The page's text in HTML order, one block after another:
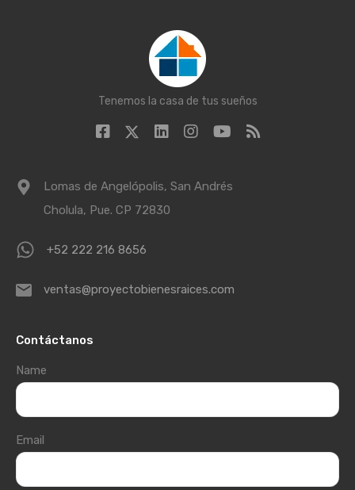
Tenemos la casa de tus sueños
Lomas de Angelópolis, San Andrés
Cholula, Pue. CP 72830
+52 222 216 8656
ventas@proyectobienesraices.com
Contáctanos
Name
Email